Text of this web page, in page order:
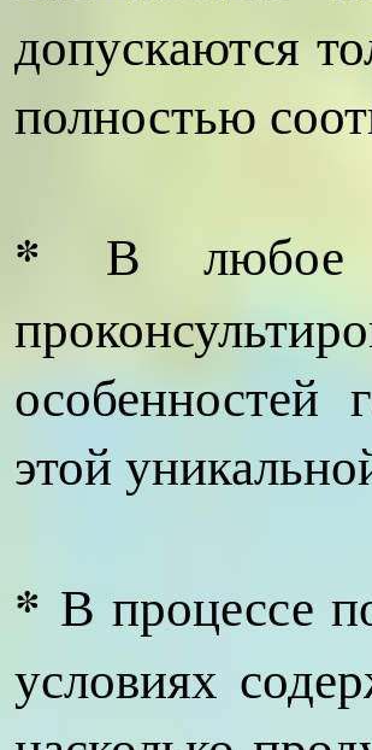
допускаются
полностью
* В любое
особенностей
этой
* В процессе
условиях